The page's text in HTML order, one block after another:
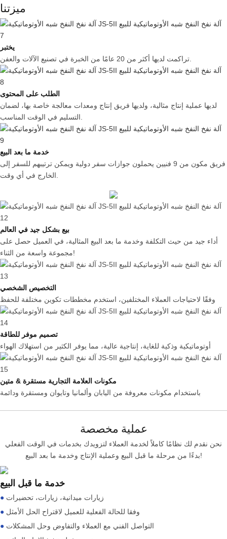
ميزتنا
يختبر
الطلب على المحتوى
لديها عملية إنتاج مثالية، ولديها فريق إنتاج ومعدات معالجة خاصة بها، لضمان
خدمة ما بعد البيع
فريق مكون من 9 فنيين يحملون جوازات سفر دولية ويمكن ترتيبهم للسفر إلى
بيع بشكل جيد في العالم
أداء جيد من حيث التكلفة وخدمة ما بعد البيع المثالية، في العميل حصل على
مجموعة واسعة من الثناء!
التخصيص الشخصي
وفقًا لاحتياجات العملاء المختلفين، استخدم مخططات تكوين مختلفة للحفظ
تصميم موفر للطاقة
أوتوماتيكية وذكية للغاية، إنتاجية عالية، مما يوفر الكثير من استهلاك الهواء
مكونات العلامة التجارية مستقرة & متين
باستخدام مكونات معروفة من اليابان وألمانيا وتايوان ومستقرة ودائمة
عملية مخصصة
نحن نقدم لك نظامًا كاملاً لخدمة العملاء لتزويدك بخدمات في الوقت الفعلي
بدءًا من مرحلة ما قبل البيع وعملية الإنتاج وخدمة ما بعد البيع!
خدمة ما قبل البيع
● زيارات ميدانية، زيارات، تحضيرات
● وفقا للحالة الفعلية للعميل لاقتراح الحل الأمثل
● التواصل الفني مع العملاء والتفاوض وحل المشكلات